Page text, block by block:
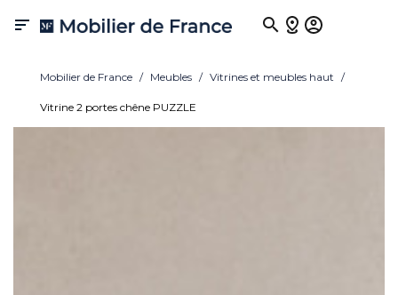

Mobilier de France Meubles Vitrines et meubles haut
Vitrine 2 portes chêne PUZZLE